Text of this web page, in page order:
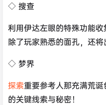
◇ 搜查
利用伊达左眼的特殊功能收
除了玩家熟悉的面孔，还将
◇ 梦界
探索重要参考人那充满荒
的关键线索与秘密！